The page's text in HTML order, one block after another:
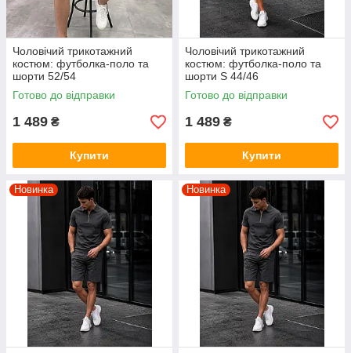
Чоловічий трикотажний
костюм: футболка-поло та
шорти 52/54
Готово до відправки
1 489 ₴
Купити
Чоловічий трикотажний
костюм: футболка-поло та
шорти S 44/46
Готово до відправки
1 489 ₴
Купити
Новинка Новинка